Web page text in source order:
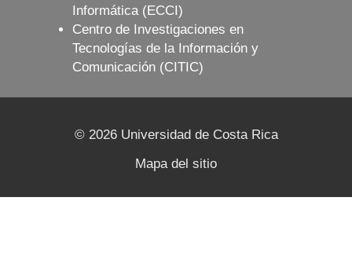
Informática (ECCI)
Centro de Investigaciones en
Tecnologías de la Información y
Comunicación (CITIC)
© 2026 Universidad de Costa Rica
Mapa del sitio